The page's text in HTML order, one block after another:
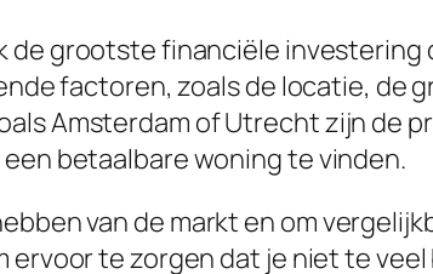
de grootste financiële
factoren, zoals de locatie, de
Amsterdam of Utrecht zijn de
betaalbare woning te vinden.
van de markt en om
te zorgen dat je niet te